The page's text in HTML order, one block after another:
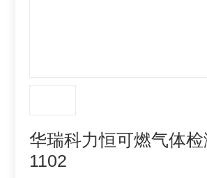
华瑞科力恒可燃气体
1102